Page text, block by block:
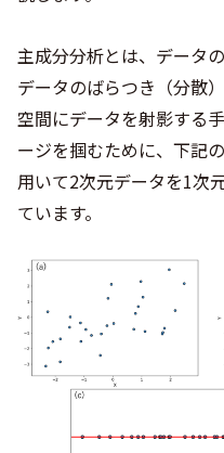
主成分分析とは、データ
データのばらつき（分散
空間にデータを射影する
ージを掴むために、下記
用いて2次元データを1次
ています。